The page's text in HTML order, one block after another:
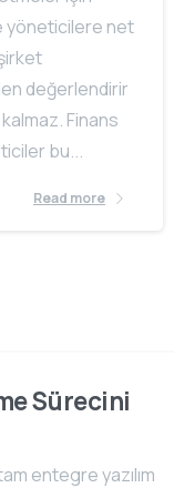
yöneticilere net
değerlendirir
kalmaz. Finans
bu...
Read more
Sürecini
entegre yazılım